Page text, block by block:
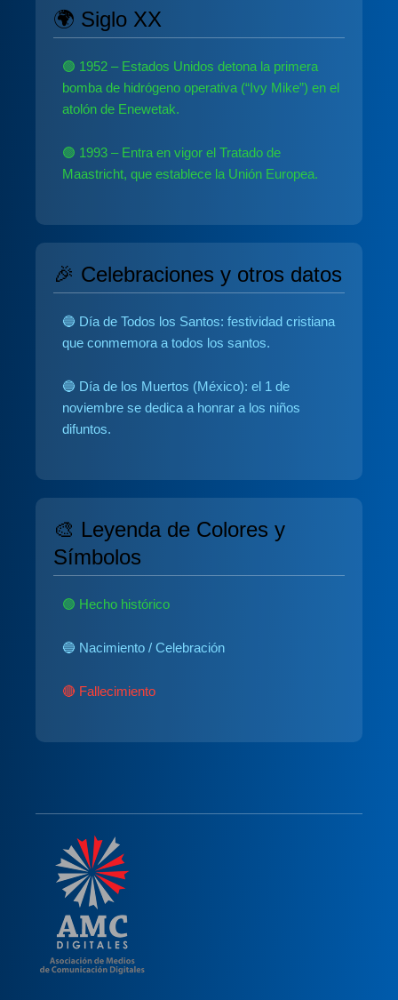
🌍 Siglo XX
🟢 1952 – Estados Unidos detona la primera
bomba de hidrógeno operativa (“Ivy Mike”) en el
atolón de Enewetak.
🟢 1993 – Entra en vigor el Tratado de
Maastricht, que establece la Unión Europea.
🎉 Celebraciones y otros datos
🔵 Día de Todos los Santos: festividad cristiana
que conmemora a todos los santos.
🔵 Día de los Muertos (México): el 1 de
noviembre se dedica a honrar a los niños
difuntos.
🎨 Leyenda de Colores y
Símbolos
🟢 Hecho histórico
🔵 Nacimiento / Celebración
🔴 Fallecimiento